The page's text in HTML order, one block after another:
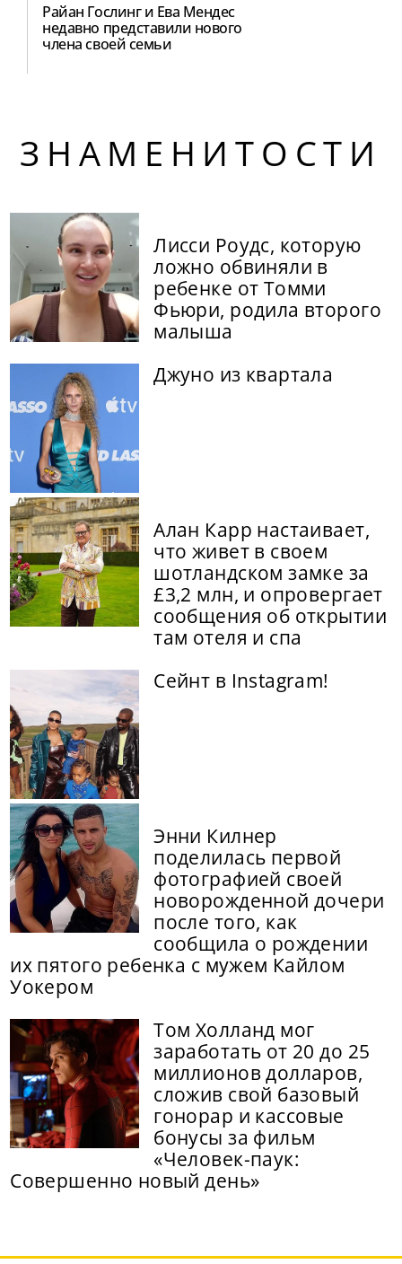
Райан Гослинг и Ева Мендес
недавно представили нового
члена своей семьи
ЗНАМЕНИТОСТИ
Лисси Роудс, которую
ложно обвиняли в
ребенке от Томми
Фьюри, родила второго
малыша
Джуно из квартала
Алан Карр настаивает,
что живет в своем
шотландском замке за
£3,2 млн, и опровергает
сообщения об открытии
там отеля и спа
Сейнт в Instagram!
Энни Килнер
поделилась первой
фотографией своей
новорожденной дочери
после того, как
сообщила о рождении
их пятого ребенка с мужем Кайлом
Уокером
Том Холланд мог
заработать от 20 до 25
миллионов долларов,
сложив свой базовый
гонорар и кассовые
бонусы за фильм
«Человек-паук:
Совершенно новый день»